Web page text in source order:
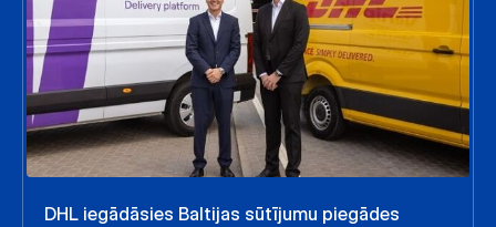
DHL iegādāsies Baltijas sūtījumu piegādes